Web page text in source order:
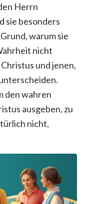
Herrn
sie besonders
warum sie
nicht
und jenen,
den wahren
ausgeben, zu
nicht,